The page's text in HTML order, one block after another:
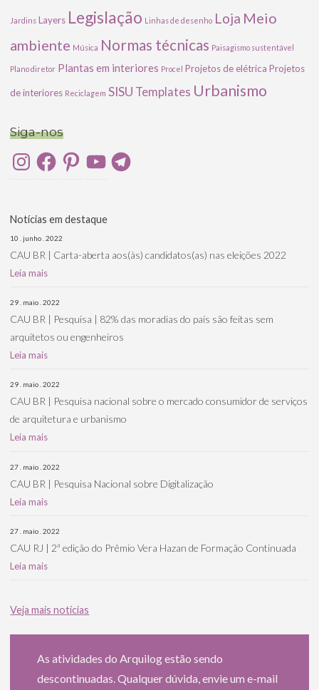
Jardins Layers Legislação Linhas de desenho Loja Meio
ambiente Música Normas técnicas Paisagismo sustentável
Plano diretor Plantas em interiores Procel Projetos de elétrica Projetos
de interiores Reciclagem SISU Templates Urbanismo
Siga-nos
InstagramFacebookPinterestYouTubeTelegram
Notícias em destaque
10 . junho . 2022
CAU BR | Carta-aberta aos(às) candidatos(as) nas eleições 2022
Leia mais
29 . maio . 2022
CAU BR | Pesquisa | 82% das moradias do país são feitas sem
arquitetos ou engenheiros
Leia mais
29 . maio . 2022
CAU BR | Pesquisa nacional sobre o mercado consumidor de serviços
de arquitetura e urbanismo
Leia mais
27 . maio . 2022
CAU BR | Pesquisa Nacional sobre Digitalização
Leia mais
27 . maio . 2022
CAU RJ | 2ª edição do Prêmio Vera Hazan de Formação Continuada
Leia mais
Veja mais notícias
As atividades do Arquilog estão sendo
descontinuadas. Qualquer dúvida, envie um e-mail